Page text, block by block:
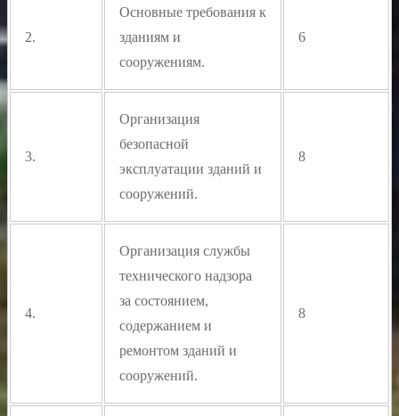
2.
Основные требования к
зданиям и
сооружениям.
6
3.
Организация
безопасной
эксплуатации зданий и
сооружений.
8
4.
Организация службы
технического надзора
за состоянием,
содержанием и
ремонтом зданий и
сооружений.
8